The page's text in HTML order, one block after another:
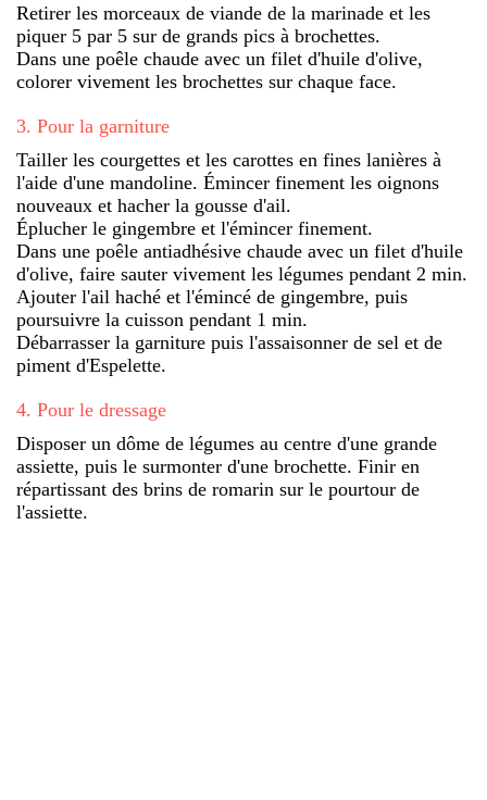
Retirer les morceaux de viande de la marinade et les
piquer 5 par 5 sur de grands pics à brochettes.
Dans une poêle chaude avec un filet d'huile d'olive,
colorer vivement les brochettes sur chaque face.
3. Pour la garniture
Tailler les courgettes et les carottes en fines lanières à
l'aide d'une mandoline. Émincer finement les oignons
nouveaux et hacher la gousse d'ail.
Éplucher le gingembre et l'émincer finement.
Dans une poêle antiadhésive chaude avec un filet d'huile
d'olive, faire sauter vivement les légumes pendant 2 min.
Ajouter l'ail haché et l'émincé de gingembre, puis
poursuivre la cuisson pendant 1 min.
Débarrasser la garniture puis l'assaisonner de sel et de
piment d'Espelette.
4. Pour le dressage
Disposer un dôme de légumes au centre d'une grande
assiette, puis le surmonter d'une brochette. Finir en
répartissant des brins de romarin sur le pourtour de
l'assiette.